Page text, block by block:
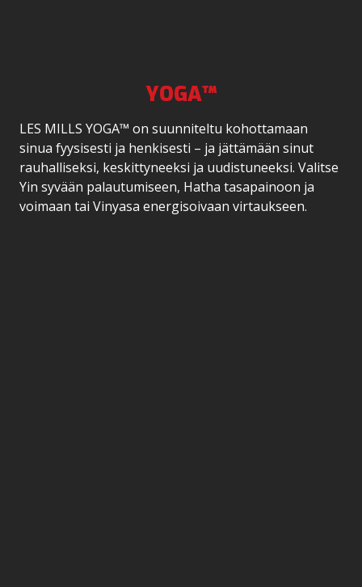
YOGA™
LES MILLS YOGA™ on suunniteltu kohottamaan
sinua fyysisesti ja henkisesti – ja jättämään sinut
rauhalliseksi, keskittyneeksi ja uudistuneeksi. Valitse
Yin syvään palautumiseen, Hatha tasapainoon ja
voimaan tai Vinyasa energisoivaan virtaukseen.